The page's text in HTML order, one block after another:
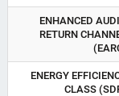
ENHANCED
RETURN
ENERGY
CLASS